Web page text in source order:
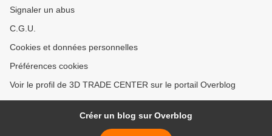
Signaler un abus
C.G.U.
Cookies et données personnelles
Préférences cookies
Voir le profil de 3D TRADE CENTER sur le portail Overblog
Créer un blog sur Overblog